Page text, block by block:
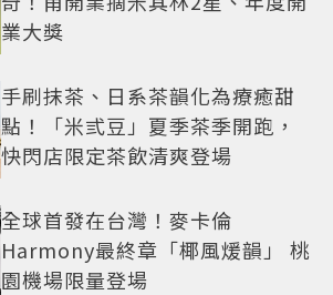
業大獎
手刷抹茶、日系茶韻化為療癒甜
點！「米弎豆」夏季茶季開跑，
快閃店限定茶飲清爽登場
全球首發在台灣！麥卡倫
Harmony最終章「椰風煖韻」 桃
園機場限量登場